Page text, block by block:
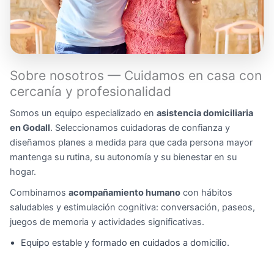
Sobre nosotros — Cuidamos en casa con
cercanía y profesionalidad
Somos un equipo especializado en asistencia domiciliaria
en Godall. Seleccionamos cuidadoras de confianza y
diseñamos planes a medida para que cada persona mayor
mantenga su rutina, su autonomía y su bienestar en su
hogar.
Combinamos acompañamiento humano con hábitos
saludables y estimulación cognitiva: conversación, paseos,
juegos de memoria y actividades significativas.
Equipo estable y formado en cuidados a domicilio.